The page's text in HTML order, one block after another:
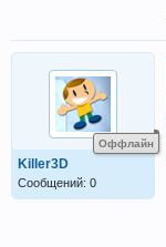
Оффлайн
Killer3D
Сообщений: 0